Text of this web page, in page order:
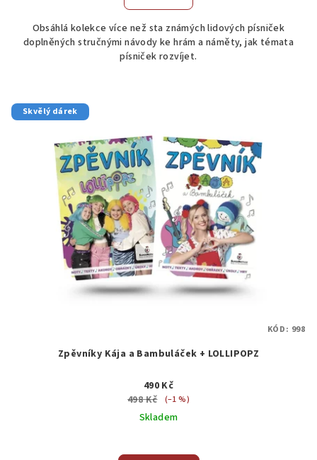
Obsáhlá kolekce více než sta známých lidových písniček
doplněných stručnými návody ke hrám a náměty, jak témata
písniček rozvíjet.
Skvělý dárek
Zpěvníky Kája a Bambuláček + LOLLIPOPZ
490 Kč
498 Kč
(–1 %)
Skladem
hodnocení
KÓD: 998